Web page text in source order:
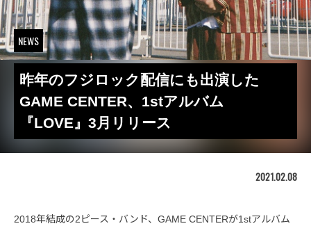
NEWS
昨年のフジロック配信にも出演した
GAME CENTER、1stアルバム
『LOVE』3月リリース
2021.02.08
2018年結成の2ピース・バンド、GAME CENTERが1stアルバム